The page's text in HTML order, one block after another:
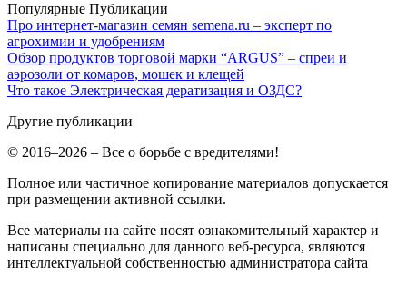
Популярные Публикации
Про интернет-магазин семян semena.ru – эксперт по
агрохимии и удобрениям
Обзор продуктов торговой марки “ARGUS” – спреи и
аэрозоли от комаров, мошек и клещей
Что такое Электрическая дератизация и ОЗДС?
Другие публикации
© 2016–2026 – Все о борьбе с вредителями!
Полное или частичное копирование материалов допускается
при размещении активной ссылки.
Все материалы на сайте носят ознакомительный характер и
написаны специально для данного веб-ресурса, являются
интеллектуальной собственностью администратора сайта